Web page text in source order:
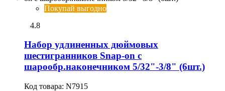
Покупай выгодно
4.8
Набор удлиненных дюймовых
шестигранников Snap-on с
шарообр.наконечником 5/32"-3/8" (6шт.)
Код товара: N7915